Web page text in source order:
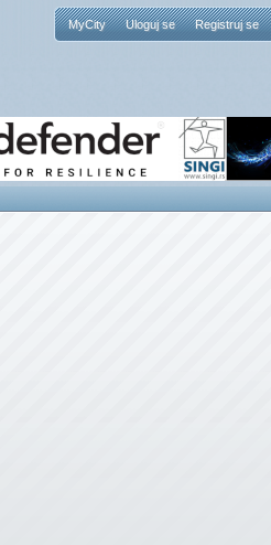
MyCity Uloguj se Registruj se